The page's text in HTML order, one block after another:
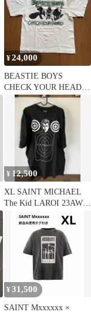
¥24,000
BEASTIE BOYS
CHECK YOUR HEAD T
シャツ
¥ 12,500
XL SAINT MICHAEL
The Kid LAROI 23AW T
シャツ
¥31,500
SAINT Mxxxxxx ×